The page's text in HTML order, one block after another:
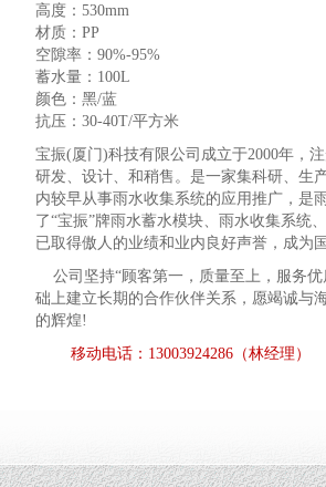
高度：530mm
材质：PP
空隙率：90%-95%
蓄水量：100L
颜色：黑/蓝
抗压：30-40T/平方米
宝振(厦门)科技有限公司成立于2000年，
研发、设计、和稍售。是一家集科研、生
内较早从事雨水收集系统的应用推广，是
了“宝振”牌雨水蓄水模块、雨水收集系统
已取得傲人的业绩和业内良好声誉，成为
公司坚持“顾客第一，质量至上，服务
础上建立长期的合作伙伴关系，愿竭诚与
的辉煌!
移动电话：13003924286（林经理）